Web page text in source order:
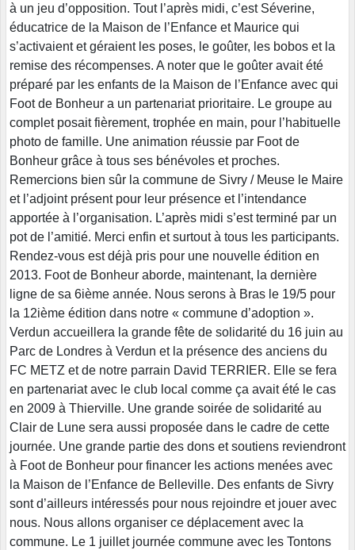
à un jeu d’opposition. Tout l’après midi, c’est Séverine,
éducatrice de la Maison de l’Enfance et Maurice qui
s’activaient et géraient les poses, le goûter, les bobos et la
remise des récompenses. A noter que le goûter avait été
préparé par les enfants de la Maison de l’Enfance avec qui
Foot de Bonheur a un partenariat prioritaire. Le groupe au
complet posait fièrement, trophée en main, pour l’habituelle
photo de famille. Une animation réussie par Foot de
Bonheur grâce à tous ses bénévoles et proches.
Remercions bien sûr la commune de Sivry / Meuse le Maire
et l’adjoint présent pour leur présence et l’intendance
apportée à l’organisation. L’après midi s’est terminé par un
pot de l’amitié. Merci enfin et surtout à tous les participants.
Rendez-vous est déjà pris pour une nouvelle édition en
2013. Foot de Bonheur aborde, maintenant, la dernière
ligne de sa 6ième année. Nous serons à Bras le 19/5 pour
la 12ième édition dans notre « commune d’adoption ».
Verdun accueillera la grande fête de solidarité du 16 juin au
Parc de Londres à Verdun et la présence des anciens du
FC METZ et de notre parrain David TERRIER. Elle se fera
en partenariat avec le club local comme ça avait été le cas
en 2009 à Thierville. Une grande soirée de solidarité au
Clair de Lune sera aussi proposée dans le cadre de cette
journée. Une grande partie des dons et soutiens reviendront
à Foot de Bonheur pour financer les actions menées avec
la Maison de l’Enfance de Belleville. Des enfants de Sivry
sont d’ailleurs intéressés pour nous rejoindre et jouer avec
nous. Nous allons organiser ce déplacement avec la
commune. Le 1 juillet journée commune avec les Tontons